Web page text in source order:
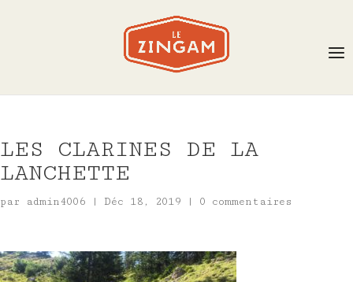
LES CLARINES DE LA
LANCHETTE
par admin4006 | Déc 18, 2019 | 0 commentaires